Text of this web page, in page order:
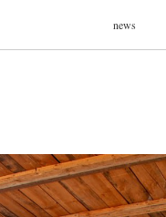
news